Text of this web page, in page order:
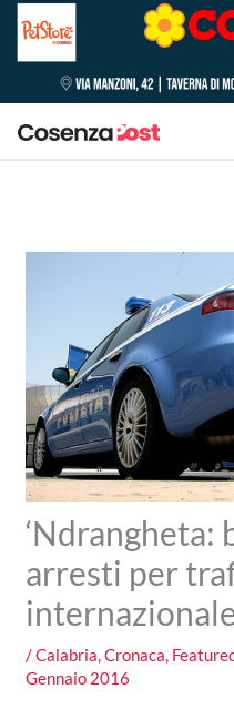
‘Ndrangheta:
arresti per
/Calabria,Cronaca,
Gennaio 2016